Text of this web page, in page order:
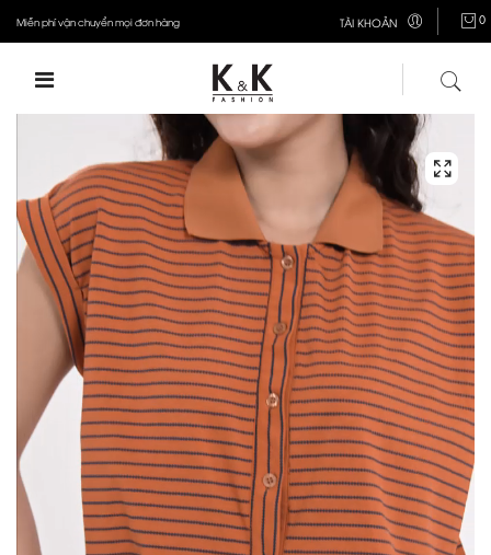
Miễn phí vận chuyển mọi đơn hàng TÀI KHOẢN 0